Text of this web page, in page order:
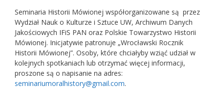
Seminaria Historii Mówionej współorganizowane są przez
Wydział Nauk o Kulturze i Sztuce UW, Archiwum Danych
Jakościowych IFiS PAN oraz Polskie Towarzystwo Historii
Mówionej. Inicjatywie patronuje „Wrocławski Rocznik
Historii Mówionej”. Osoby, które chciałyby wziąć udział w
kolejnych spotkaniach lub otrzymać więcej informacji,
proszone są o napisanie na adres:
seminariumoralhistory@gmail.com.